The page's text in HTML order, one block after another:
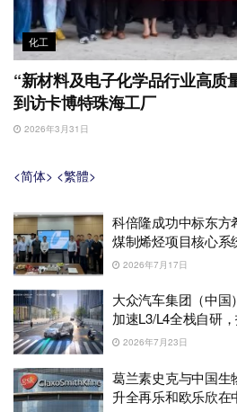
化工
“新材料及电子化学品行业高质
到访卡博特珠海工厂
2026年3月31日
<简体> <繁體>
科倍隆成功中标东方
煤制烯烃项目核心系
2026年7月17日
大众汽车集团（中国
加速L3/L4全栈自研
2026年7月23日
葛兰素史克与中国生
升全再乐和欧乐欣在